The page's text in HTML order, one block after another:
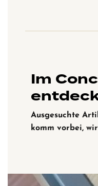
Im
Ausgesuchte
komm vorbei,